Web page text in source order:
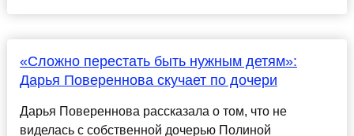
«Сложно перестать быть нужным детям»:
Дарья Повереннова скучает по дочери
Дарья Повереннова рассказала о том, что не
виделась с собственной дочерью Полиной